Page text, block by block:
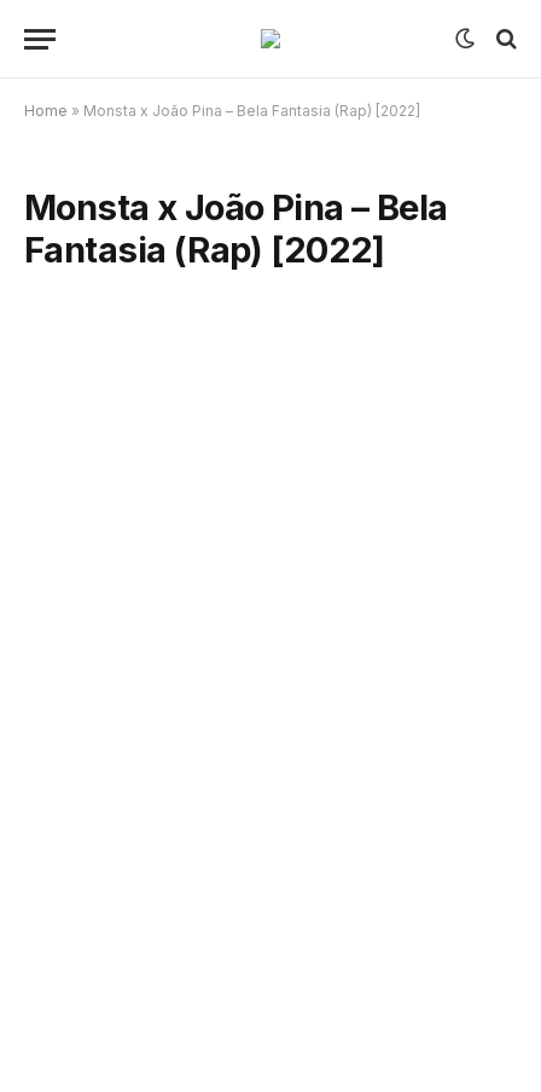
Home » Monsta x João Pina – Bela Fantasia (Rap) [2022]
Monsta x João Pina – Bela
Fantasia (Rap) [2022]